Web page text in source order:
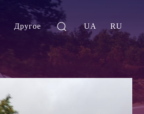
Другое UA RU